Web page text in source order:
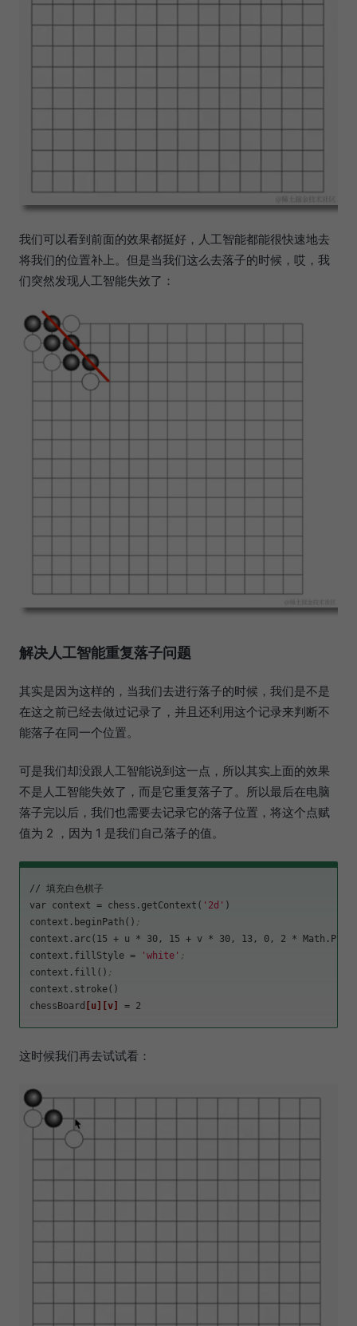
我们可以看到前面的效果都挺好，人工智能都能很快速地去
将我们的位置补上。但是当我们这么去落子的时候，哎，我
们突然发现人工智能失效了：
解决人工智能重复落子问题
其实是因为这样的，当我们去进行落子的时候，我们是不是
在这之前已经去做过记录了，并且还利用这个记录来判断不
能落子在同一个位置。
可是我们却没跟人工智能说到这一点，所以其实上面的效果
不是人工智能失效了，而是它重复落子了。所以最后在电脑
落子完以后，我们也需要去记录它的落子位置，将这个点赋
值为 2 ，因为 1 是我们自己落子的值。
// 填充白色棋子
var context = chess.getContext( '2d' )
context.beginPath() ;
context.arc(15 + u * 30, 15 + v * 30, 13, 0, 2 * Math.PI)
context.fillStyle = 'white' ;
context.fill() ;
context.stroke()
chessBoard
[u] [v]
这时候我们再去试试看：